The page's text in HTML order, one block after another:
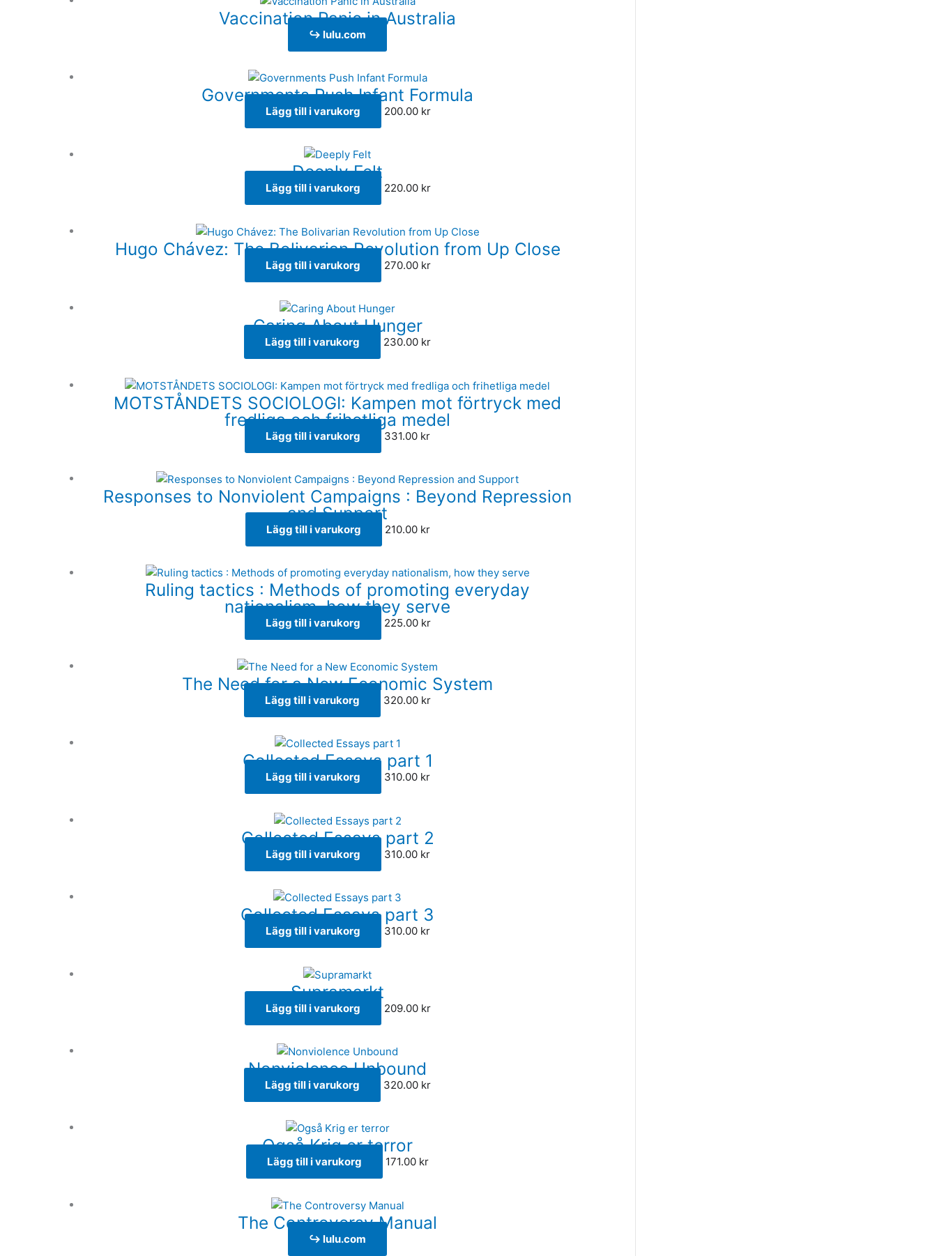
Vaccination Panic in Australia
↪ lulu.com
Governments Push Infant Formula
Lägg till i varukorg 200.00 kr
Deeply Felt
Lägg till i varukorg 220.00 kr
Hugo Chávez: The Bolivarian Revolution from Up Close
Lägg till i varukorg 270.00 kr
Caring About Hunger
Lägg till i varukorg 230.00 kr
MOTSTÅNDETS SOCIOLOGI: Kampen mot förtryck med
fredliga och frihetliga medel
Lägg till i varukorg 331.00 kr
Responses to Nonviolent Campaigns : Beyond Repression
and Support
Lägg till i varukorg 210.00 kr
Ruling tactics : Methods of promoting everyday
nationalism, how they serve
Lägg till i varukorg 225.00 kr
The Need for a New Economic System
Lägg till i varukorg 320.00 kr
Collected Essays part 1
Lägg till i varukorg 310.00 kr
Collected Essays part 2
Lägg till i varukorg 310.00 kr
Collected Essays part 3
Lägg till i varukorg 310.00 kr
Supramarkt
Lägg till i varukorg 209.00 kr
Nonviolence Unbound
Lägg till i varukorg 320.00 kr
Også Krig er terror
Lägg till i varukorg 171.00 kr
The Controversy Manual
↪ lulu.com